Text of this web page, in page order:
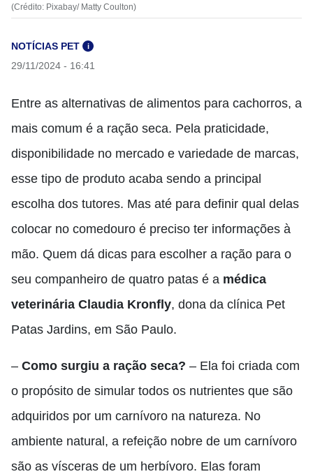
(Crédito: Pixabay/ Matty Coulton)
NOTÍCIAS PET i
29/11/2024 - 16:41
Entre as alternativas de alimentos para cachorros, a
mais comum é a ração seca. Pela praticidade,
disponibilidade no mercado e variedade de marcas,
esse tipo de produto acaba sendo a principal
escolha dos tutores. Mas até para definir qual delas
colocar no comedouro é preciso ter informações à
mão. Quem dá dicas para escolher a ração para o
seu companheiro de quatro patas é a médica
veterinária Claudia Kronfly, dona da clínica Pet
Patas Jardins, em São Paulo.
– Como surgiu a ração seca? – Ela foi criada com
o propósito de simular todos os nutrientes que são
adquiridos por um carnívoro na natureza. No
ambiente natural, a refeição nobre de um carnívoro
são as vísceras de um herbívoro. Elas foram